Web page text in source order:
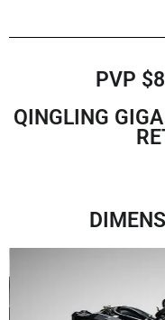
PVP
QINGLING